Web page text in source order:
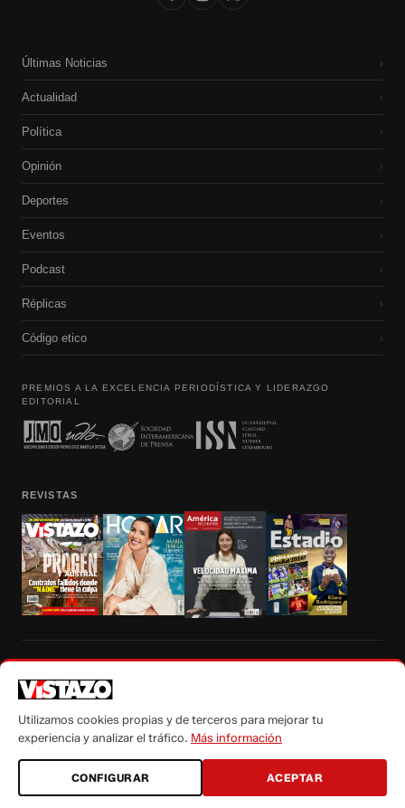
Últimas Noticias ›
Actualidad ›
Política ›
Opinión ›
Deportes ›
Eventos ›
Podcast ›
Réplicas ›
Código etico ›
PREMIOS A LA EXCELENCIA PERIODÍSTICA Y LIDERAZGO
EDITORIAL
REVISTAS
autorización escrita de su titular, de todos los contenidos de Vistazo.com.
Utilizamos cookies propias y de terceros para mejorar tu
experiencia y analizar el tráfico. Más información
CONFIGURAR ACEPTAR